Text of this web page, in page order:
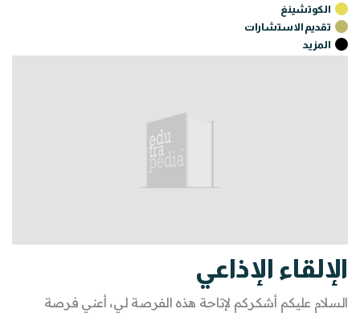
الكوتشينغ
تقديم الاستشارات
المزيـد
الإلقاء الإذاعي
السلام عليكم أشكركم لإتاحة هذه الفرصة لي، أعني فرصة